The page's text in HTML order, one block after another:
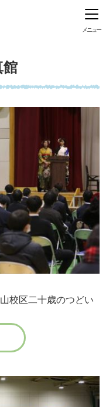
メニュー
館
校区二十歳のつどい